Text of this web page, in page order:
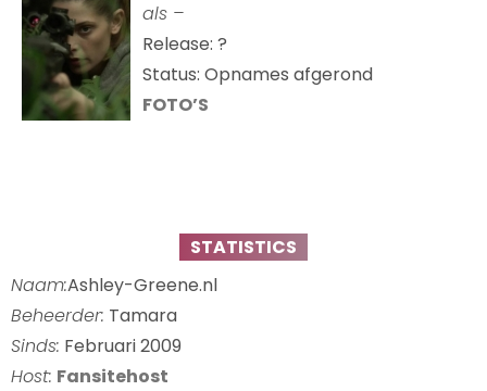
als –
Release: ?
Status: Opnames afgerond
FOTO’S
STATISTICS
Naam:Ashley-Greene.nl
Beheerder: Tamara
Sinds: Februari 2009
Host: Fansitehost